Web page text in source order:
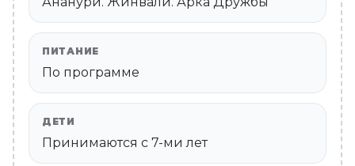
ПИТАНИЕ
По программе
ДЕТИ
Принимаются c 7-ми лет